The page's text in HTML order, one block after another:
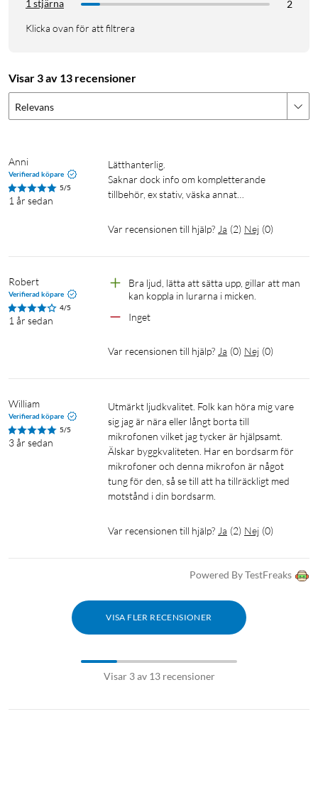
1 stjärna
2
Klicka ovan för att filtrera
Visar 3 av 13 recensioner
Relevans
Anni
Verifierad köpare
5/5
1 år sedan
Lätthanterlig.
Saknar dock info om kompletterande
tillbehör, ex stativ, väska annat…
Var recensionen till hjälp? Ja (2) Nej (0)
Robert
Verifierad köpare
4/5
1 år sedan
Bra ljud, lätta att sätta upp, gillar att man
kan koppla in lurarna i micken.
Inget
Var recensionen till hjälp? Ja (0) Nej (0)
William
Verifierad köpare
5/5
3 år sedan
Utmärkt ljudkvalitet. Folk kan höra mig vare
sig jag är nära eller långt borta till
mikrofonen vilket jag tycker är hjälpsamt.
Älskar byggkvaliteten. Har en bordsarm för
mikrofoner och denna mikrofon är något
tung för den, så se till att ha tillräckligt med
motstånd i din bordsarm.
Var recensionen till hjälp? Ja (2) Nej (0)
Powered By TestFreaks
VISA FLER RECENSIONER
Visar 3 av 13 recensioner